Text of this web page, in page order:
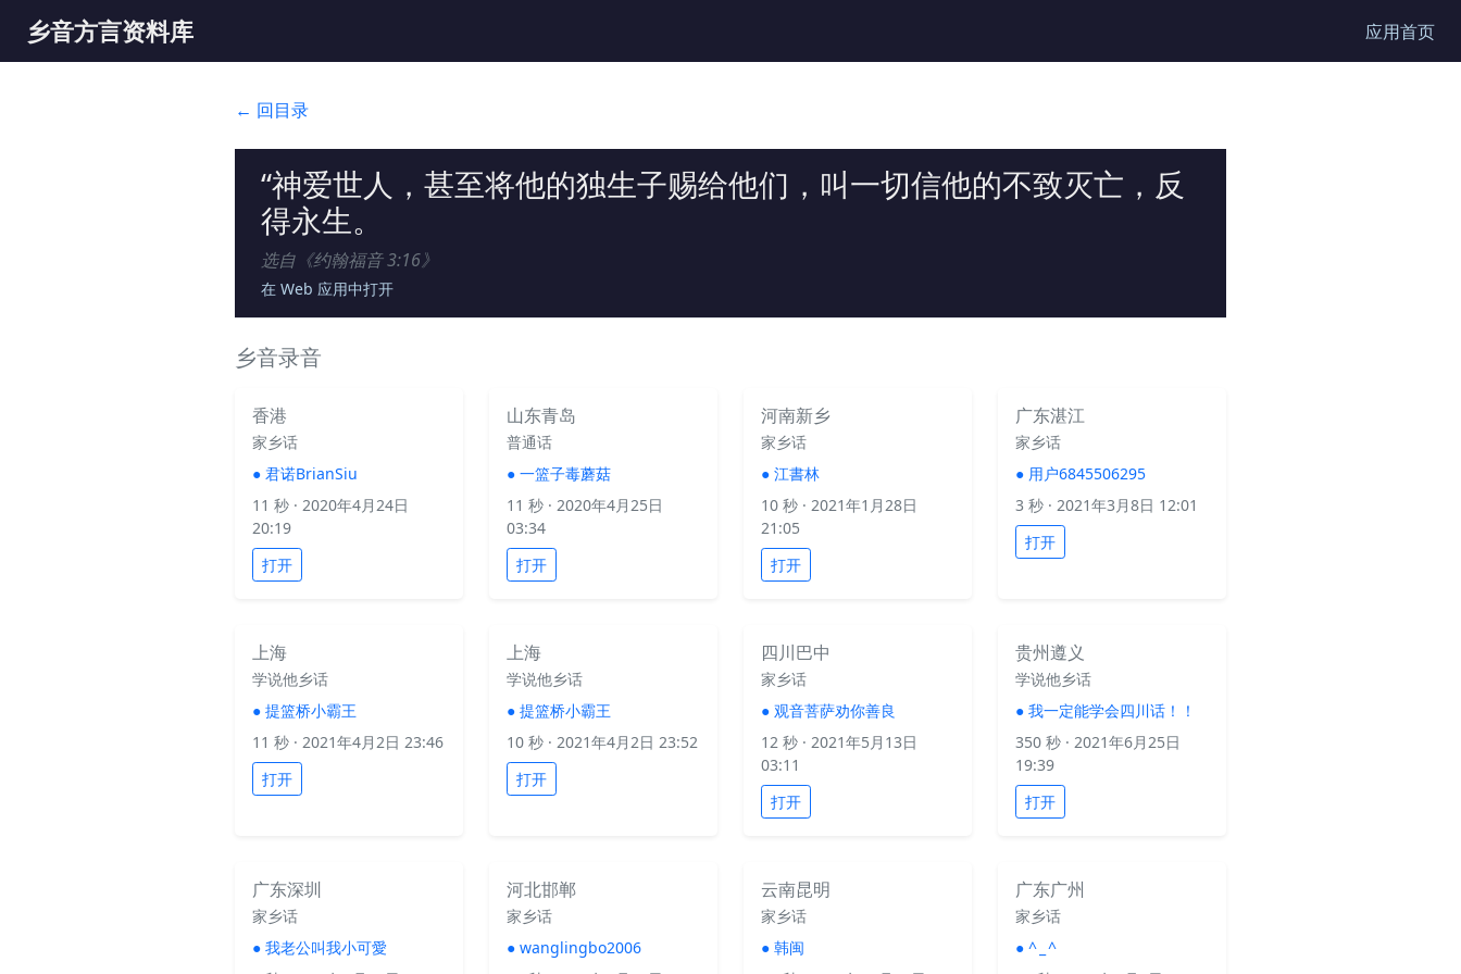
乡音方言资料库 应用首页
← 回目录
“神爱世人，甚至将他的独生子赐给他们，叫一切信他的不致灭亡，反
得永生。
选自《约翰福音 3:16》
在 Web 应用中打开
乡音录音
香港
家乡话
● 君诺BrianSiu
11 秒 · 2020年4月24日
20:19
打开
山东青岛
普通话
● 一篮子毒蘑菇
11 秒 · 2020年4月25日
03:34
打开
河南新乡
家乡话
● 江書林
10 秒 · 2021年1月28日
21:05
打开
广东湛江
家乡话
● 用户6845506295
3 秒 · 2021年3月8日 12:01
打开
上海
学说他乡话
● 提篮桥小霸王
11 秒 · 2021年4月2日 23:46
打开
上海
学说他乡话
● 提篮桥小霸王
10 秒 · 2021年4月2日 23:52
打开
四川巴中
家乡话
● 观音菩萨劝你善良
12 秒 · 2021年5月13日
03:11
打开
贵州遵义
学说他乡话
● 我一定能学会四川话！！
350 秒 · 2021年6月25日
19:39
打开
广东深圳
家乡话
● 我老公叫我小可愛
河北邯郸
家乡话
● wanglingbo2006
云南昆明
家乡话
● 韩闽
广东广州
家乡话
● ^ _ ^